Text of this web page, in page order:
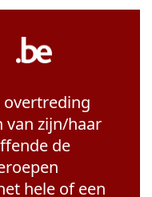
overtreding
van zijn/haar
de
hele of een